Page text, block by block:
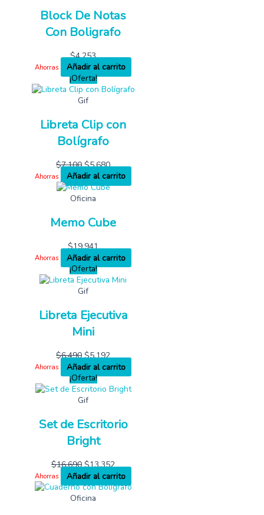
Block De Notas
Con Boligrafo
$4,253
Ahorras
Añadir al carrito
¡Oferta!
Gif
Libreta Clip con
Bolígrafo
$7,100 $5,680
Ahorras
Añadir al carrito
Oficina
Memo Cube
$19,941
Ahorras
Añadir al carrito
¡Oferta!
Gif
Libreta Ejecutiva
Mini
$6,490 $5,192
Ahorras
Añadir al carrito
¡Oferta!
Gif
Set de Escritorio
Bright
$16,690 $13,352
Ahorras
Añadir al carrito
Oficina